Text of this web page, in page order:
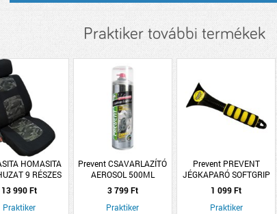
Praktiker további termékek
HOMASITA
9 RÉSZES
TEREPSZÍNŰ
13 990 Ft
Praktiker
Prevent CSAVARLAZÍTÓ
AEROSOL 500ML
PREVENT
3 799 Ft
Praktiker
Prevent PREVENT
JÉGKAPARÓ SOFTGRIP
1 099 Ft
Praktiker